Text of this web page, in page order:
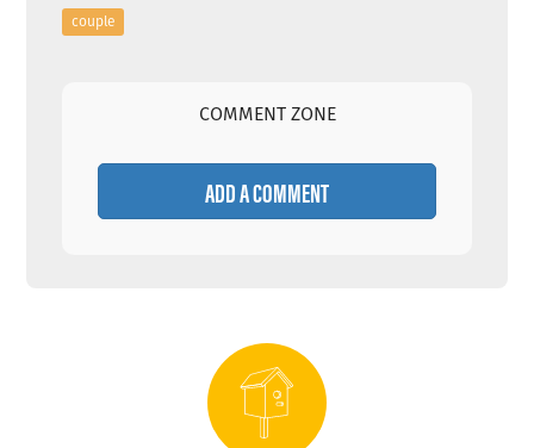
couple
COMMENT ZONE
ADD A COMMENT